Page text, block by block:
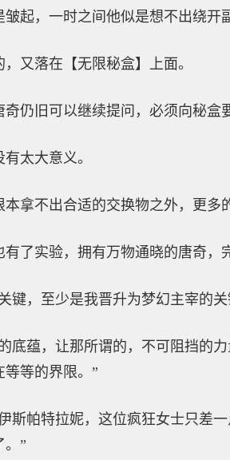
皱起，一时之间他似是想不出绕开
，又落在【无限秘盒】上面。
奇仍旧可以继续提问，必须向秘盒
太大意义。
本拿不出合适的交换物之外，更多
有了实验，拥有万物通晓的唐奇，
键，至少是我晋升为梦幻主宰的
底蕴，让那所谓的，不可阻挡的
等的界限。”
斯帕特拉妮，这位疯狂女士只差
。”